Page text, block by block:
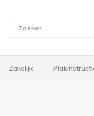
Zakelijk